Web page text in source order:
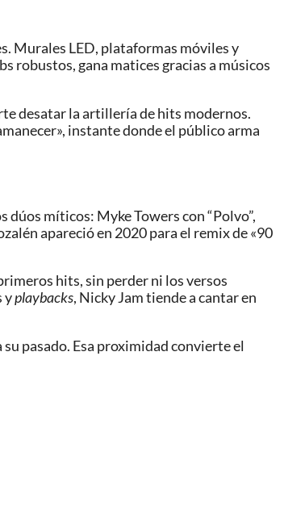
Murales LED, plataformas móviles y
robustos, gana matices gracias a músicos
desatar la artillería de hits modernos.
instante donde el público arma
dúos míticos: Myke Towers con “Polvo”,
apareció en 2020 para el remix de «90
hits, sin perder ni los versos
yplaybacks, Nicky Jam tiende a cantar en
pasado. Esa proximidad convierte el